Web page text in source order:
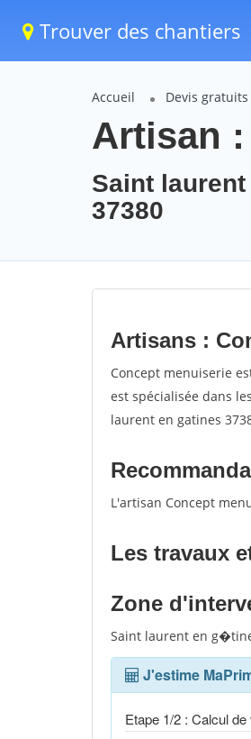
Trouver des chantiers
Accueil Devis
Artisan
Saint
37380
Artisans :
Concept menuiserie
est spécialisée dans
laurent en gatines
L'artisan Concept
Les travaux
Zone
Saint laurent en